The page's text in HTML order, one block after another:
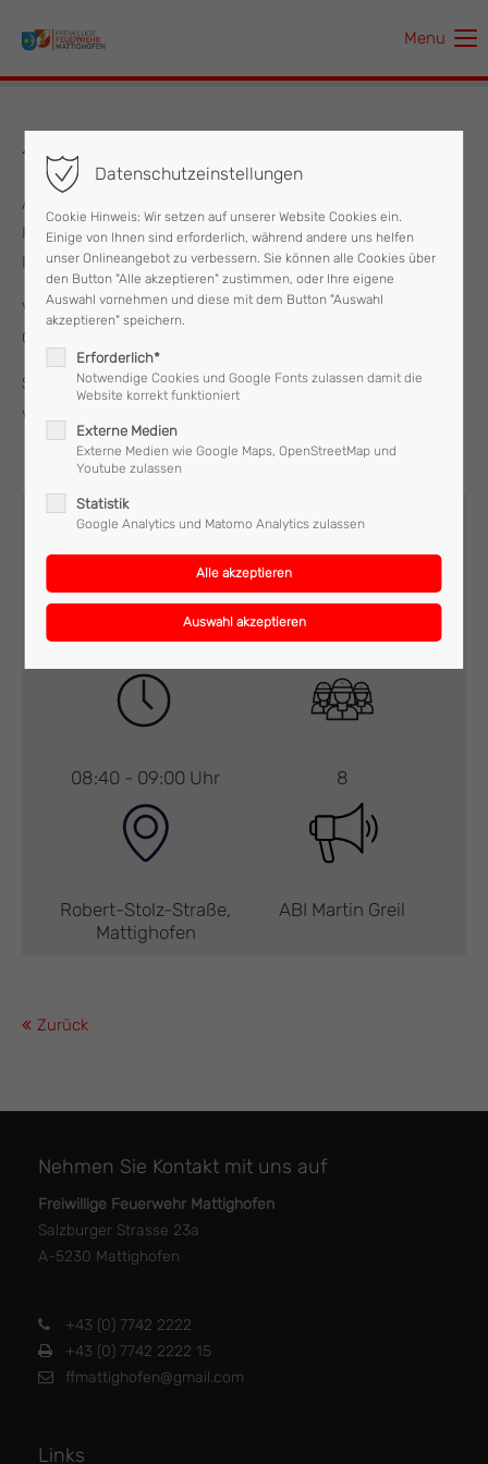
Der Eintrag "offcanvas-col1" existiert leider nicht.
Der Eintrag "offcanvas-col3" existiert leider nicht.
Der Eintrag "offcanvas-col4" existiert leider nicht.
Menu
14.06.2017 Brandmeldealarm
Am Mittwoch, den 14. Juni 2017 wurde um 08:40 die
Feuerwehr Mattighofen in zu einem Brandmeldealarm in die
Robert Stolz Straße alarmiert.
Vermutlich durch Abgase wurde der Rauchmelder in einer
Garage ausgelöst, es konnte kein Brand festgestellt werden .
Somit rückte die Feuerwehr Mattighofen nach 20 Minuten
wieder ins Feuerwehrhaus ein.
Brand ULF
08:40 - 09:00 Uhr 8
Robert-Stolz-Straße,
Mattighofen
ABI Martin Greil
Zurück
Nehmen Sie Kontakt mit uns auf
Freiwillige Feuerwehr Mattighofen
Salzburger Strasse 23a
A-5230 Mattighofen
+43 (0) 7742 2222
+43 (0) 7742 2222 15
ffmattighofen@gmail.com
Links
Datenschutzeinstellungen
Cookie Hinweis: Wir setzen auf unserer Website Cookies ein.
Einige von Ihnen sind erforderlich, während andere uns helfen
unser Onlineangebot zu verbessern. Sie können alle Cookies über
den Button "Alle akzeptieren" zustimmen, oder Ihre eigene
Auswahl vornehmen und diese mit dem Button "Auswahl
akzeptieren" speichern.
Erforderlich*
Notwendige Cookies und Google Fonts zulassen damit die
Website korrekt funktioniert
Externe Medien
Externe Medien wie Google Maps, OpenStreetMap und
Youtube zulassen
Statistik
Google Analytics und Matomo Analytics zulassen